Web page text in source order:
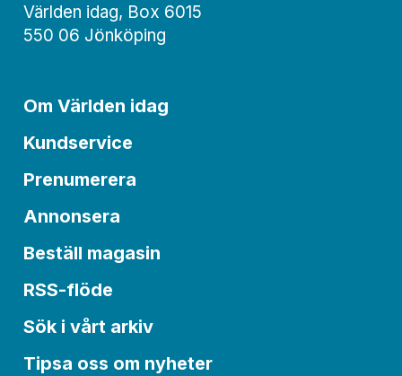
Världen idag, Box 6015
550 06 Jönköping
Om Världen idag
Kundservice
Prenumerera
Annonsera
Beställ magasin
RSS-flöde
Sök i vårt arkiv
Tipsa oss om nyheter